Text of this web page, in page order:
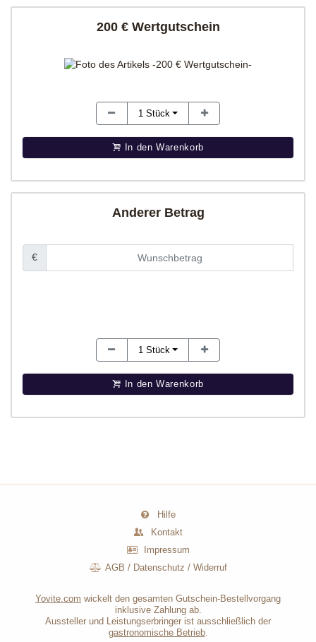
200 € Wertgutschein
1 Stück
In den Warenkorb
Anderer Betrag
€
1 Stück
In den Warenkorb
Hilfe
Kontakt
Impressum
AGB / Datenschutz /Widerruf
Yovite.com wickelt den gesamten Gutschein-Bestellvorgang
inklusive Zahlung ab.
Aussteller und Leistungserbringer ist ausschließlich der
gastronomische Betrieb.